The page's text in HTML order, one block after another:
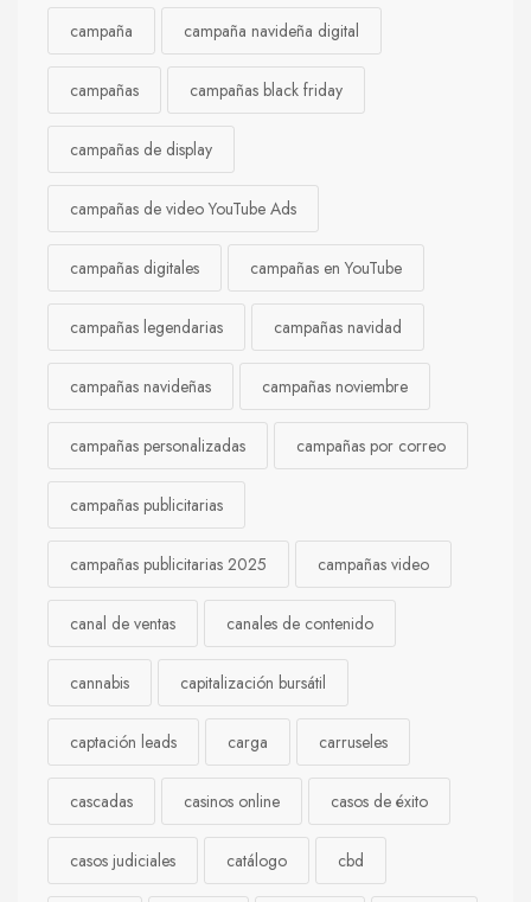
campaña campaña navideña digital
campañas campañas black friday
campañas de display
campañas de video YouTube Ads
campañas digitales campañas en YouTube
campañas legendarias campañas navidad
campañas navideñas campañas noviembre
campañas personalizadas campañas por correo
campañas publicitarias
campañas publicitarias 2025 campañas video
canal de ventas canales de contenido
cannabis capitalización bursátil
captación leads carga carruseles
cascadas casinos online casos de éxito
casos judiciales catálogo cbd